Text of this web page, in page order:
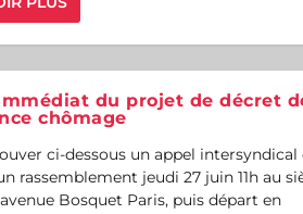
du projet de décret
chômage
ci-dessous un appel intersyndical
rassemblement jeudi 27 juin 11h au
Bosquet Paris, puis départ en